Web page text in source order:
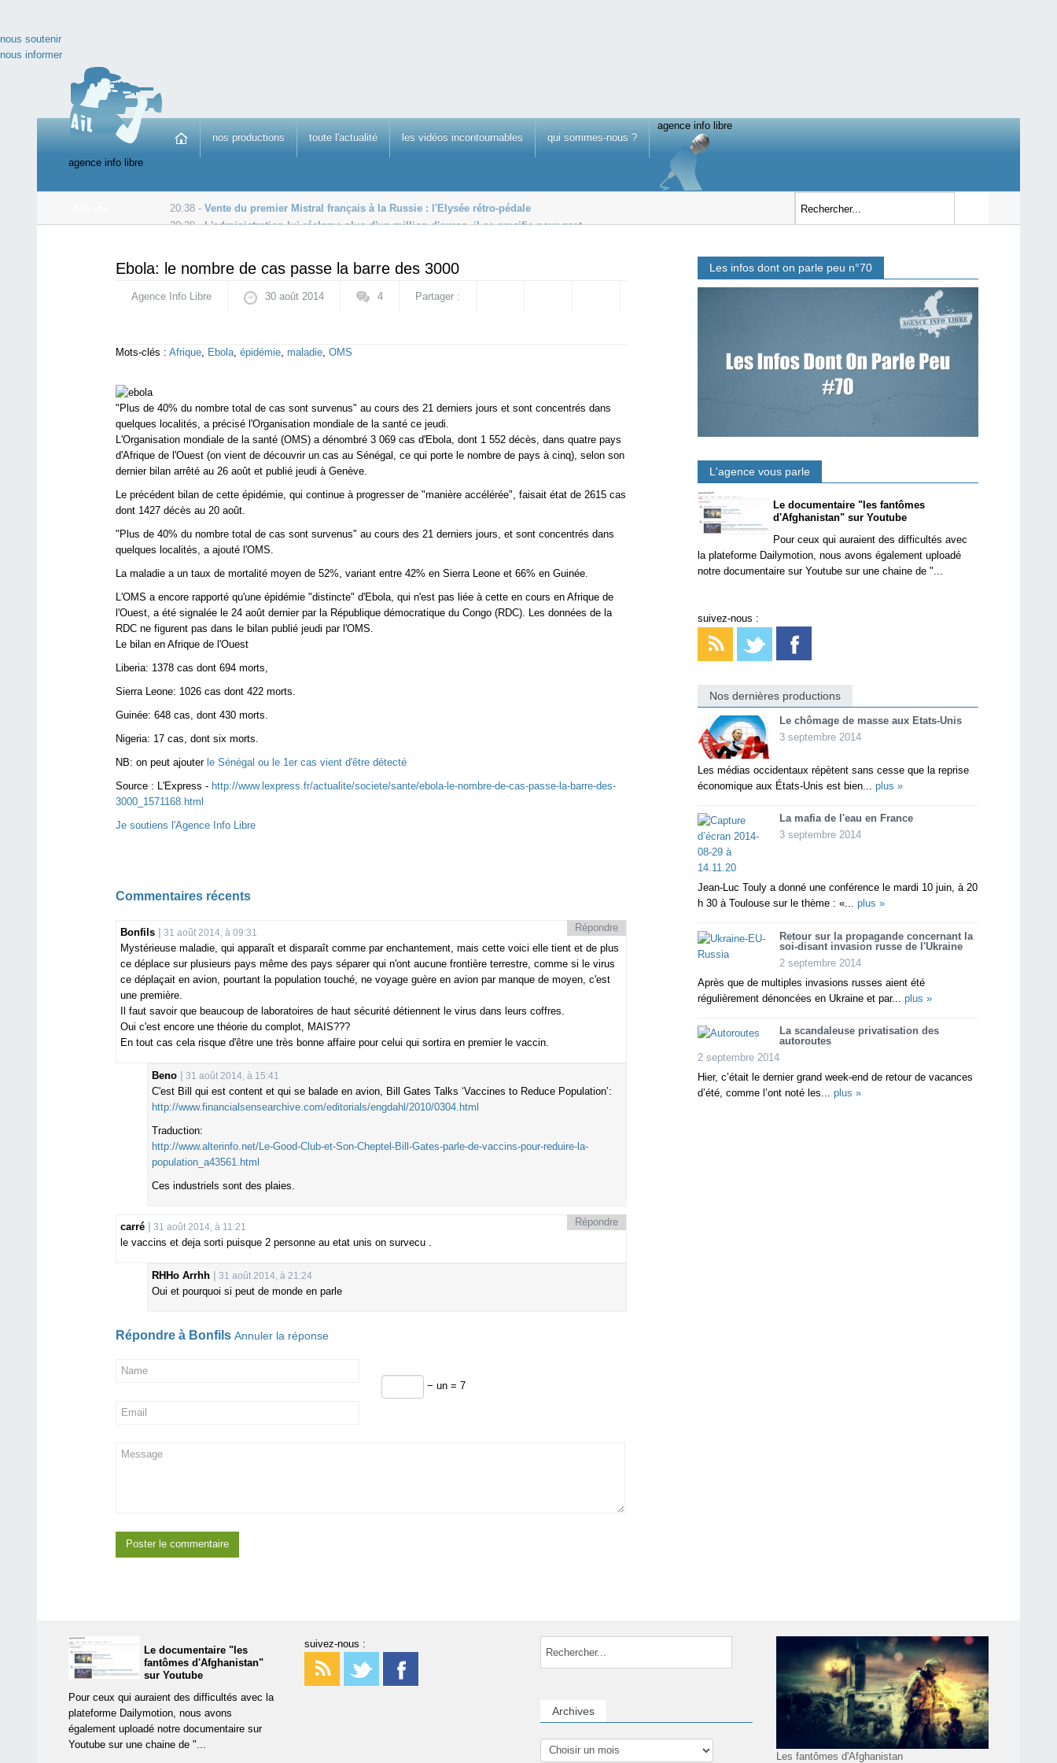
nous soutenir
nous informer
agence info libre
nos productions toute l'actualité les vidéos incontournables qui sommes-nous ?
agence info libre
20:38 - Vente du premier Mistral français à la Russie : l'Elysée rétro-pédale
20:38 -L'administration lui réclame plus d'un million d'euros, il se crucifie pour prot...
Ebola: le nombre de cas passe la barre des 3000
Agence Info Libre 30 août 2014 4 Partager :
Mots-clés : Afrique, Ebola, épidémie, maladie, OMS
"Plus de 40% du nombre total de cas sont survenus" au cours des 21 derniers jours et sont concentrés dans
quelques localités, a précisé l'Organisation mondiale de la santé ce jeudi.
L'Organisation mondiale de la santé (OMS) a dénombré 3 069 cas d'Ebola, dont 1 552 décès, dans quatre pays
d'Afrique de l'Ouest (on vient de découvrir un cas au Sénégal, ce qui porte le nombre de pays à cinq), selon son
dernier bilan arrêté au 26 août et publié jeudi à Genève.
Le précédent bilan de cette épidémie, qui continue à progresser de "manière accélérée", faisait état de 2615 cas
dont 1427 décès au 20 août.
"Plus de 40% du nombre total de cas sont survenus" au cours des 21 derniers jours, et sont concentrés dans
quelques localités, a ajouté l'OMS.
La maladie a un taux de mortalité moyen de 52%, variant entre 42% en Sierra Leone et 66% en Guinée.
L'OMS a encore rapporté qu'une épidémie "distincte" d'Ebola, qui n'est pas liée à cette en cours en Afrique de
l'Ouest, a été signalée le 24 août dernier par la République démocratique du Congo (RDC). Les données de la
RDC ne figurent pas dans le bilan publié jeudi par l'OMS.
Le bilan en Afrique de l'Ouest
Liberia: 1378 cas dont 694 morts,
Sierra Leone: 1026 cas dont 422 morts.
Guinée: 648 cas, dont 430 morts.
Nigeria: 17 cas, dont six morts.
NB: on peut ajouter le Sénégal ou le 1er cas vient d'être détecté
Source : L'Express - http://www.lexpress.fr/actualite/societe/sante/ebola-le-nombre-de-cas-passe-la-barre-des-
3000_1571168.html
Je soutiens l'Agence Info Libre
Commentaires récents
Bonfils 31 août 2014, à 09:31
Mystérieuse maladie, qui apparaît et disparaît comme par enchantement, mais cette voici elle tient et de plus
ce déplace sur plusieurs pays même des pays séparer qui n'ont aucune frontière terrestre, comme si le virus
ce déplaçait en avion, pourtant la population touché, ne voyage guère en avion par manque de moyen, c'est
une première.
Il faut savoir que beaucoup de laboratoires de haut sécurité détiennent le virus dans leurs coffres.
Oui c'est encore une théorie du complot, MAIS???
En tout cas cela risque d'être une très bonne affaire pour celui qui sortira en premier le vaccin.
Répondre
Beno 31 août 2014, à 15:41
C'est Bill qui est content et qui se balade en avion, Bill Gates Talks ‘Vaccines to Reduce Population’:
http://www.financialsensearchive.com/editorials/engdahl/2010/0304.html
Traduction:
http://www.alterinfo.net/Le-Good-Club-et-Son-Cheptel-Bill-Gates-parle-de-vaccins-pour-reduire-la-
population_a43561.html
Ces industriels sont des plaies.
carré 31 août 2014, à 11:21
le vaccins et deja sorti puisque 2 personne au etat unis on survecu .
Répondre
RHHo Arrhh 31 août 2014, à 21:24
Oui et pourquoi si peut de monde en parle
Répondre à Bonfils Annuler la réponse
− un = 7
Les infos dont on parle peu n°70
L'agence vous parle
Le documentaire "les fantômes
d'Afghanistan" sur Youtube
Pour ceux qui auraient des difficultés avec
la plateforme Dailymotion, nous avons également uploadé
notre documentaire sur Youtube sur une chaine de "...
suivez-nous :
Nos dernières productions
Le chômage de masse aux Etats-Unis
3 septembre 2014
Les médias occidentaux répètent sans cesse que la reprise
économique aux États-Unis est bien... plus »
La mafia de l'eau en France
3 septembre 2014
Jean-Luc Touly a donné une conférence le mardi 10 juin, à 20
h 30 à Toulouse sur le thème : «... plus »
Retour sur la propagande concernant la
soi-disant invasion russe de l'Ukraine
2 septembre 2014
Après que de multiples invasions russes aient été
régulièrement dénoncées en Ukraine et par... plus »
La scandaleuse privatisation des
autoroutes
2 septembre 2014
Hier, c’était le dernier grand week-end de retour de vacances
d’été, comme l’ont noté les... plus »
Le documentaire "les
fantômes d'Afghanistan"
sur Youtube
Pour ceux qui auraient des difficultés avec la
plateforme Dailymotion, nous avons
également uploadé notre documentaire sur
Youtube sur une chaine de "...
suivez-nous :
Archives
Les fantômes d'Afghanistan